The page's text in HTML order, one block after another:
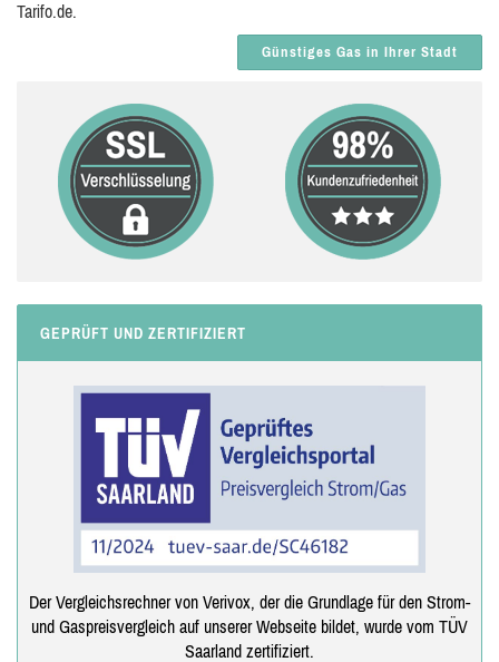
Tarifo.de.
Günstiges Gas in Ihrer Stadt
GEPRÜFT UND ZERTIFIZIERT
Der Vergleichsrechner von Verivox, der die Grundlage für den Strom-
und Gaspreisvergleich auf unserer Webseite bildet, wurde vom TÜV
Saarland zertifiziert.